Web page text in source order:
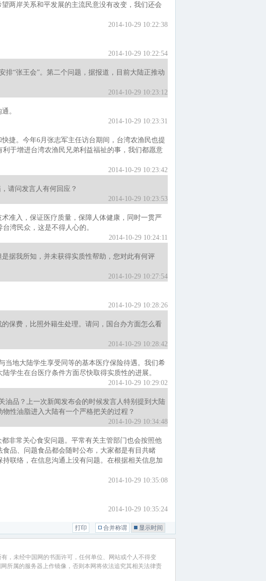
两岸关系和平发展的主流民意没有改变，我们还会
2014-10-29 10:22:38
2014-10-29 10:22:54
“张王会”。第二个问题，据报道，目前大陆正推动
2014-10-29 10:23:12
。
2014-10-29 10:23:31
捷。今年6月张志军主任访台期间，台湾农渔民也提
于增进台湾农渔民兄弟利益福祉的事，我们都愿意
2014-10-29 10:23:42
请问发言人有何回应？
2014-10-29 10:23:53
准入，保证医疗质量，保障人体健康，同时一贯严
湾民众，这是不得人心的。
2014-10-29 10:24:11
据我所知，并未获得实质性帮助，您对此有何评
2014-10-29 10:27:54
2014-10-29 10:28:26
保费，比照外籍生处理。请问，国台办方面怎么看
2014-10-29 10:28:42
当地大陆学生享受同等的基本医疗保险待遇。我们希
学生在台医疗条件方面尽快取得实质性的进展。
2014-10-29 10:29:02
油品？上一次新闻发布会的时候发言人特别提到大陆
性油脂进入大陆有一个严格把关的过程？
2014-10-29 10:34:48
非常关心食安问题。平常有关主管部门也会按照他
品、问题食品都会随时公布，大家都是有目共睹
联络，在信息沟通上没有问题。在根据相关信息加
2014-10-29 10:35:08
2014-10-29 10:35:24
打印 合并称谓 显示时间